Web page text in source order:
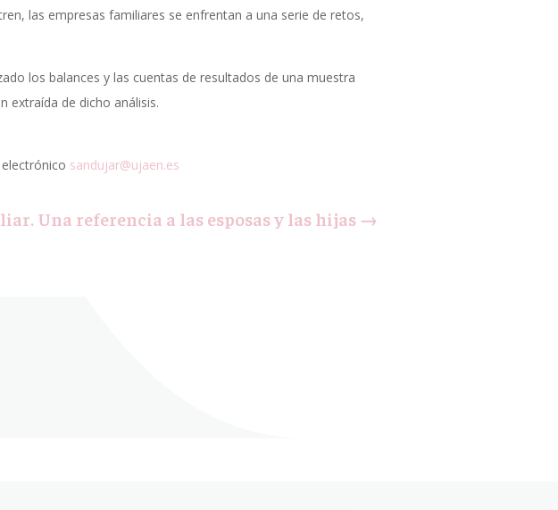
las empresas familiares se enfrentan a una serie de retos,
los balances y las cuentas de resultados de una muestra
extraída de dicho análisis.
sandujar@ujaen.es
Una referencia a las esposas y las hijas→